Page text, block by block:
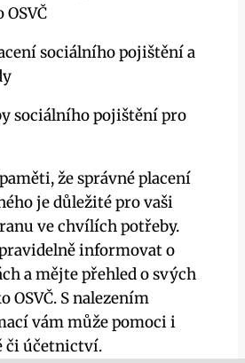
sociálního pojištění a
sociálního pojištění pro
že správné placení
je důležité pro vaši
ve chvílích potřeby.
informovat o
a mějte přehled o svých
OSVČ. S nalezením
vám může pomoci i
či účetnictví.